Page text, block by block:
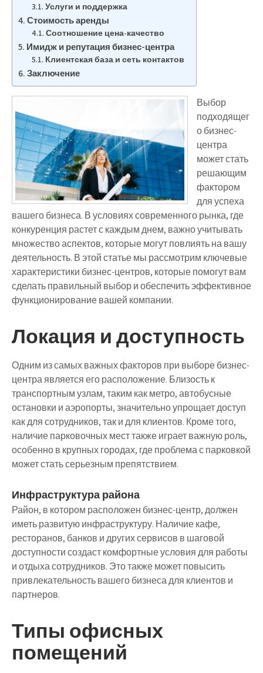
Услуги и поддержка
Стоимость аренды
Соотношение цена-качество
Имидж и репутация бизнес-центра
Клиентская база и сеть контактов
Заключение
Выбор
подходящег
о бизнес-
центра
может стать
решающим
фактором
для успеха
вашего бизнеса. В условиях современного рынка, где
конкуренция растет с каждым днем, важно учитывать
множество аспектов, которые могут повлиять на вашу
деятельность. В этой статье мы рассмотрим ключевые
характеристики бизнес-центров, которые помогут вам
сделать правильный выбор и обеспечить эффективное
функционирование вашей компании.
Локация и доступность
Одним из самых важных факторов при выборе бизнес-
центра является его расположение. Близость к
транспортным узлам, таким как метро, автобусные
остановки и аэропорты, значительно упрощает доступ
как для сотрудников, так и для клиентов. Кроме того,
наличие парковочных мест также играет важную роль,
особенно в крупных городах, где проблема с парковкой
может стать серьезным препятствием.
Инфраструктура района
Район, в котором расположен бизнес-центр, должен
иметь развитую инфраструктуру. Наличие кафе,
ресторанов, банков и других сервисов в шаговой
доступности создаст комфортные условия для работы
и отдыха сотрудников. Это также может повысить
привлекательность вашего бизнеса для клиентов и
партнеров.
Типы офисных
помещений